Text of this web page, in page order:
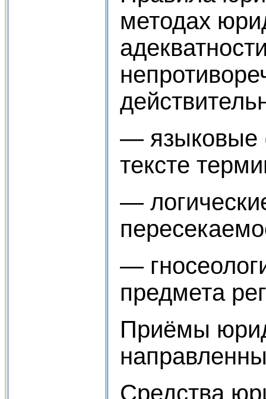
методах
— языковые
тексте
—
—
предмета
Приёмы
Средства